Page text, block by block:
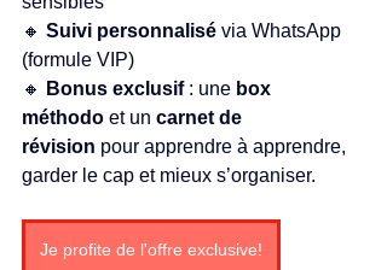
🔸 Suivi personnalisé via WhatsApp
(formule VIP)
🔸
Bonus exclusif : une box
méthodo et un carnet de
révision pour apprendre à apprendre,
garder le cap et mieux s’organiser.
Je profite de l'offre exclusive!